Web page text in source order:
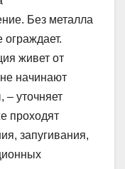
Без металла
ограждает.
живет от
начинают
– уточняет
проходят
запугивания,